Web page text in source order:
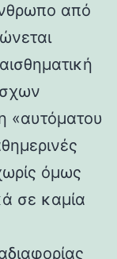
από
«αυτόματου
όμως
σε καμία